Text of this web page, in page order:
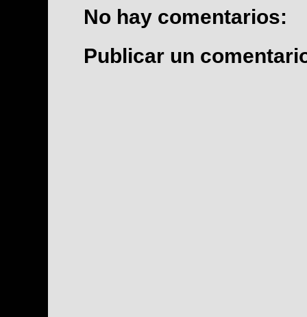
No hay comentarios:
Publicar un